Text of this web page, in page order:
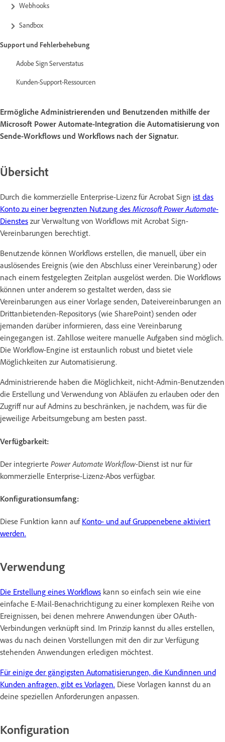
Webhooks
Sandbox
Support und Fehlerbehebung
Adobe Sign Serverstatus
Kunden-Support-Ressourcen
Ermögliche Administrierenden und Benutzenden mithilfe der
Microsoft Power Automate-Integration die Automatisierung von
Sende-Workflows und Workflows nach der Signatur.
Übersicht
Durch die kommerzielle Enterprise-Lizenz für Acrobat Sign ist das
Konto zu einer begrenzten Nutzung des Microsoft Power Automate-
Dienstes zur Verwaltung von Workflows mit Acrobat Sign-
Vereinbarungen berechtigt.
Benutzende können Workflows erstellen, die manuell, über ein
auslösendes Ereignis (wie den Abschluss einer Vereinbarung) oder
nach einem festgelegten Zeitplan ausgelöst werden. Die Workflows
können unter anderem so gestaltet werden, dass sie
Vereinbarungen aus einer Vorlage senden, Dateivereinbarungen an
Drittanbietenden-Repositorys (wie SharePoint) senden oder
jemanden darüber informieren, dass eine Vereinbarung
eingegangen ist. Zahllose weitere manuelle Aufgaben sind möglich.
Die Workflow-Engine ist erstaunlich robust und bietet viele
Möglichkeiten zur Automatisierung.
Administrierende haben die Möglichkeit, nicht-Admin-Benutzenden
die Erstellung und Verwendung von Abläufen zu erlauben oder den
Zugriff nur auf Admins zu beschränken, je nachdem, was für die
jeweilige Arbeitsumgebung am besten passt.
Verfügbarkeit:
Der integrierte Power Automate Workflow-Dienst ist nur für
kommerzielle Enterprise-Lizenz-Abos verfügbar.
Konfigurationsumfang:
Diese Funktion kann auf Konto- und auf Gruppenebene aktiviert
werden.
Verwendung
Die Erstellung eines Workflows kann so einfach sein wie eine
einfache E-Mail-Benachrichtigung zu einer komplexen Reihe von
Ereignissen, bei denen mehrere Anwendungen über OAuth-
Verbindungen verknüpft sind. Im Prinzip kannst du alles erstellen,
was du nach deinen Vorstellungen mit den dir zur Verfügung
stehenden Anwendungen erledigen möchtest.
Für einige der gängigsten Automatisierungen, die Kundinnen und
Kunden anfragen, gibt es Vorlagen. Diese Vorlagen kannst du an
deine speziellen Anforderungen anpassen.
Konfiguration